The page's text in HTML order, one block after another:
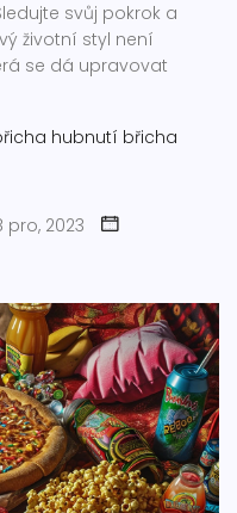
svůj pokrok a
životní styl není
se dá upravovat
hubnutí břicha
pro, 2023